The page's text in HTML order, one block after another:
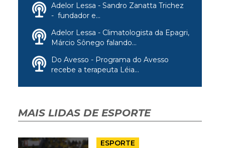
Adelor Lessa - Sandro Zanatta Trichez
- fundador e...
Adelor Lessa - Climatologista da Epagri,
Márcio Sônego falando...
Do Avesso - Programa do Avesso
recebe a terapeuta Léia...
MAIS LIDAS DE ESPORTE
ESPORTE